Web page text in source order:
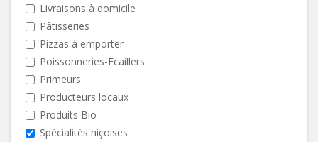
Livraisons à domicile
Pâtisseries
Pizzas à emporter
Poissonneries-Ecaillers
Primeurs
Producteurs locaux
Produits Bio
Spécialités niçoises